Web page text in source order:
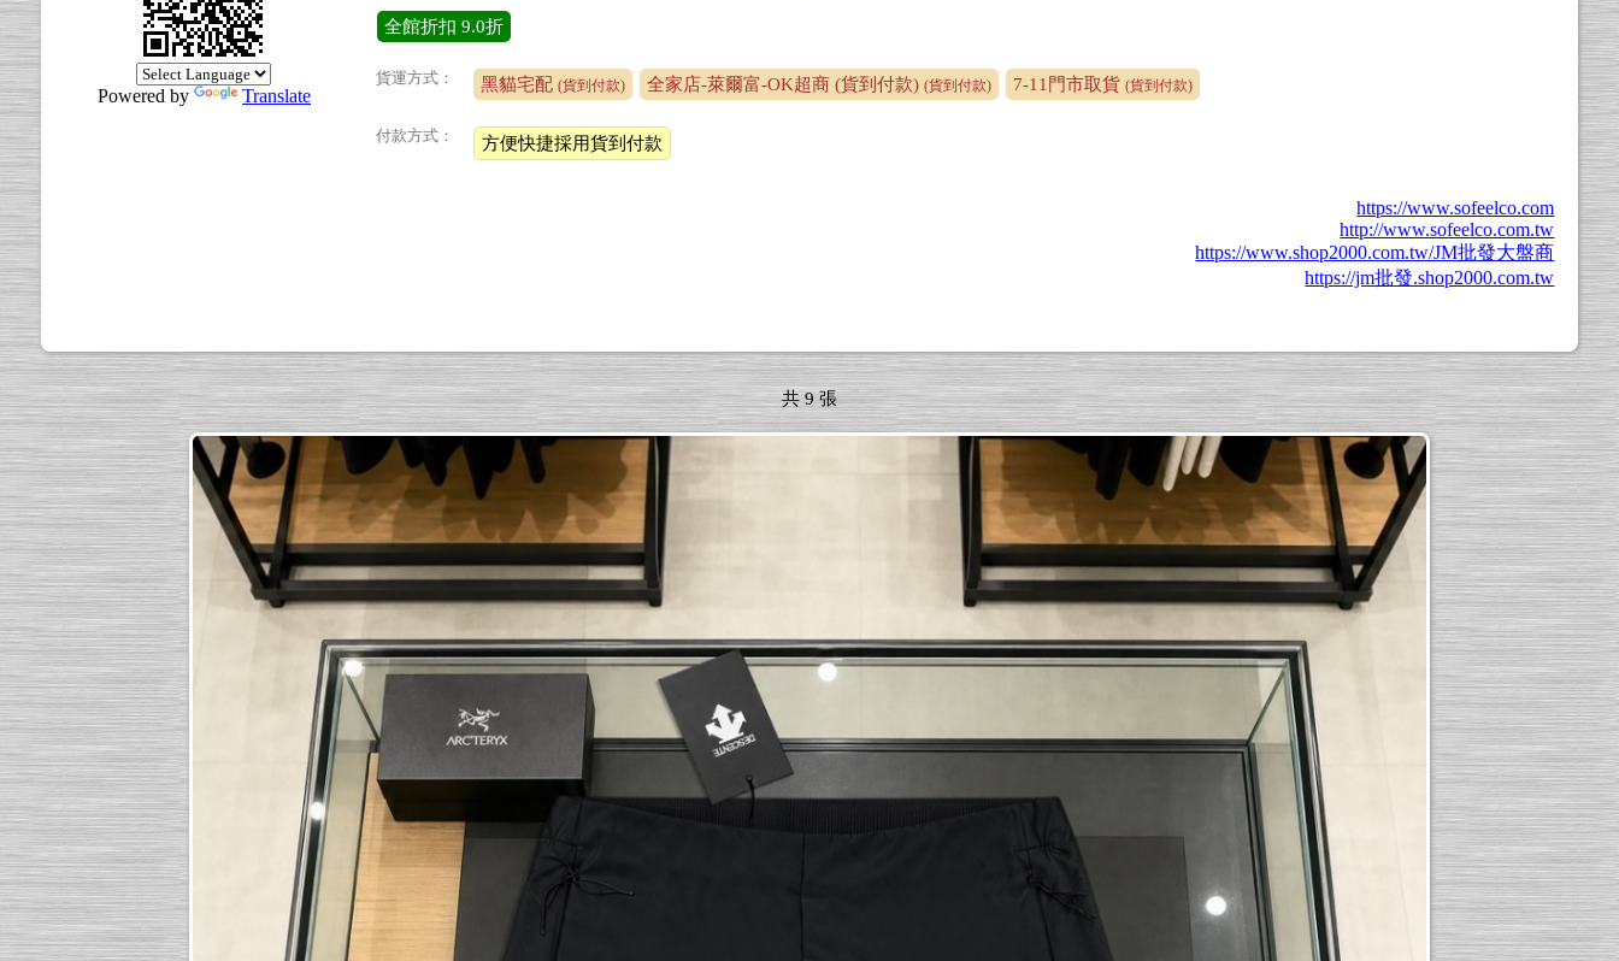
Powered by Translate
全館折扣 9.0折
貨運方式： 黑貓宅配(貨到付款) 全家店-萊爾富-OK超商 (貨到付款)(貨到付款) 7-11門市取貨(貨到付款)
付款方式： 方便快捷採用貨到付款
https://www.sofeelco.com
http://www.sofeelco.com.tw
https://www.shop2000.com.tw/JM批發大盤商
https://jm批發.shop2000.com.tw
共 9 張